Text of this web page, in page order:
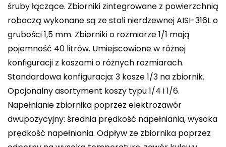
śruby łączące. Zbiorniki zintegrowane z powierzchnią
roboczą wykonane są ze stali nierdzewnej AISI-316L o
grubości 1,5 mm. Zbiorniki o rozmiarze 1/1 mają
pojemność 40 litrów. Umiejscowione w różnej
konfiguracji z koszami o różnych rozmiarach.
Standardowa konfiguracja: 3 kosze 1/3 na zbiornik.
Opcjonalny asortyment koszy typu 1/4 i 1/6.
Napełnianie zbiornika poprzez elektrozawór
dwupozycyjny: średnia prędkość napełniania, wysoka
prędkość napełniania. Odpływ ze zbiornika poprzez